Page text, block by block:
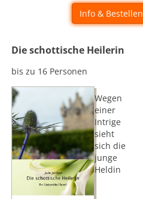
Info & Bestellen
Die schottische Heilerin
bis zu 16 Personen
Wegen
einer
Intrige
sieht
sich die
junge
Heldin